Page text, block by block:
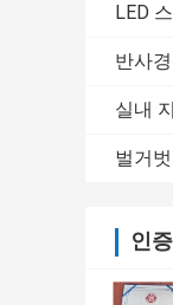
LED
반사
실내
벌거
인증